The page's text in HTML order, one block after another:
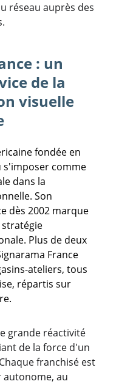
réseau auprès des
: un
de la
visuelle
fondée en
s'imposer comme
dans la
Son
dès 2002 marque
stratégie
Plus de deux
France
ateliers, tous
répartis sur
grande réactivité
de la force d'un
franchisé est
au